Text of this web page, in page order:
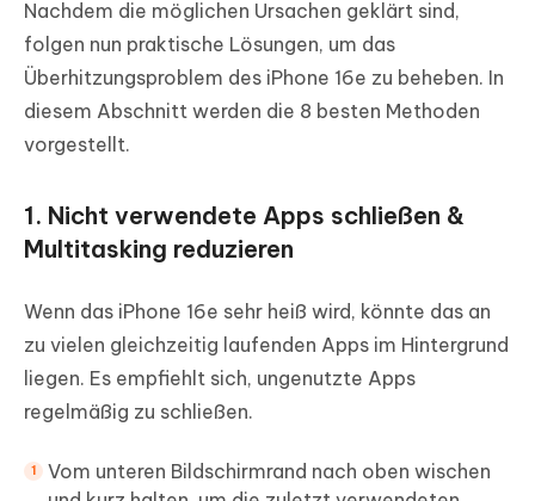
Nachdem die möglichen Ursachen geklärt sind,
folgen nun praktische Lösungen, um das
Überhitzungsproblem des iPhone 16e zu beheben. In
diesem Abschnitt werden die 8 besten Methoden
vorgestellt.
1. Nicht verwendete Apps schließen &
Multitasking reduzieren
Wenn das iPhone 16e sehr heiß wird, könnte das an
zu vielen gleichzeitig laufenden Apps im Hintergrund
liegen. Es empfiehlt sich, ungenutzte Apps
regelmäßig zu schließen.
Vom unteren Bildschirmrand nach oben wischen